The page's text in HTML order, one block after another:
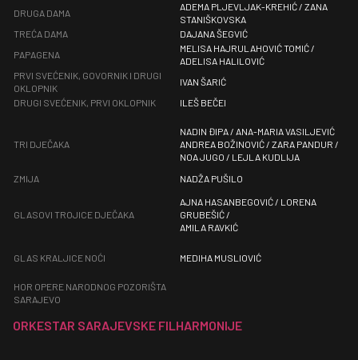
DRUGA DAMA
ADEMA PLJEVLJAK-KREHIĆ / ZANA
STANIŠKOVSKA
TREĆA DAMA
DAJANA ŠEGVIĆ
PAPAGENA
MELISA HAJRULAHOVIĆ TOMIĆ /
ADELISA HALILOVIĆ
PRVI SVEĆENIK, GOVORNIK I DRUGI
OKLOPNIK
IVAN ŠARIĆ
DRUGI SVEĆENIK, PRVI OKLOPNIK
ILEŠ BEČEI
TRI DJEČAKA
NADIN ĐIPA / ANA-MARIA VASILJEVIĆ
ANDREA BOŽINOVIĆ / ZARA PANDUR /
NOA JUGO / LEJLA KUDLIJA
ZMIJA
NADŽA PUŠILO
GLASOVI TROJICE DJEČAKA
AJNA HASANBEGOVIĆ / LORENA
GRUBEŠIĆ /
AMILA RAVKIĆ
GLAS KRALJICE NOĆI MEDIHA MUSLIOVIĆ
HOR OPERE NARODNOG POZORIŠTA
SARAJEVO
ORKESTAR SARAJEVSKE FILHARMONIJE